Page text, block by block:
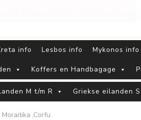
info Lesbos info Mykonos info
Koffers en Handbagage
M t/m R Griekse eilanden
,Corfu